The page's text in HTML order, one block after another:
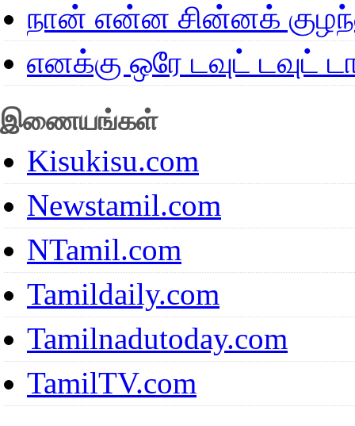
நான் என்ன சின்னக்
எனக்கு ஒரே டவுட் டவுட்
இணையங்கள்
Kisukisu.com
Newstamil.com
NTamil.com
Tamildaily.com
Tamilnadutoday.com
TamilTV.com